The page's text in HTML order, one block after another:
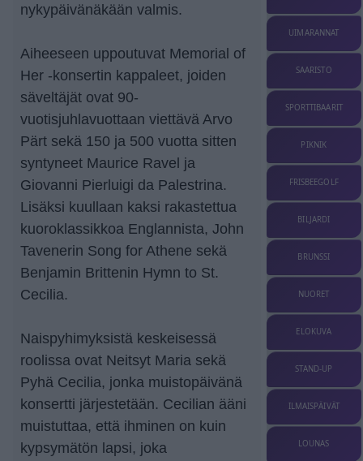
nykypäivänäkään valmis.
Aiheeseen uppoutuvat Memorial of
Her -konsertin kappaleet, joiden
säveltäjät ovat 90-
vuotisjuhlavuottaan viettävä Arvo
Pärt sekä 150 ja 500 vuotta sitten
syntyneet Maurice Ravel ja
Giovanni Pierluigi da Palestrina.
Lisäksi kuullaan kaksi rakastettua
kuoroklassikkoa Englannista, John
Tavenerin Song for Athene sekä
Benjamin Brittenin Hymn to St.
Cecilia.
Naispyhimyksistä keskeisessä
roolissa ovat Neitsyt Maria sekä
Pyhä Cecilia, jonka muistopäivänä
konsertti järjestetään. Cecilian ääni
muistuttaa, että ihminen on kuin
kypsymätön lapsi, joka
UIMARANNAT
SAARISTO
SPORTTIBAARIT
PIKNIK
FRISBEEGOLF
BILJARDI
BRUNSSI
NUORET
ELOKUVA
STAND-UP
ILMAISPÄIVÄT
LOUNAS